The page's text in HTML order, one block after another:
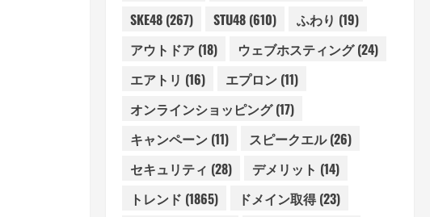
SKE48(267) STU48(610) ふわり (19)
アウトドア(18) ウェブホスティング(24)
エアトリ (16) エプロン(11)
オンラインショッピング(17)
キャンペーン(11) スピークエル(26)
セキュリティ (28) デメリット (14)
トレンド (1865) ドメイン取得(23)